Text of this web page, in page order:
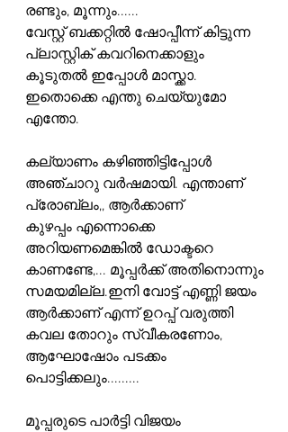
രണ്ടും, മൂന്നും......
വേസ്റ്റ് ബക്കറ്റിൽ ഷോപ്പീന്ന് കിട്ടുന്ന
പ്ലാസ്റ്റിക് കവറിനെക്കാളും
കൂടുതൽ ഇപ്പോൾ മാസ്ക്കാ.
ഇതൊക്കെ എന്തു ചെയ്യുമോ
എന്തോ.
കല്യാണം കഴിഞ്ഞിട്ടിപ്പോൾ
അഞ്ചാറു വർഷമായി. എന്താണ്
പ്രോബ്ലം,, ആർക്കാണ്
കുഴപ്പം എന്നൊക്കെ
അറിയണമെങ്കിൽ ഡോക്ടറെ
കാണണ്ടേ,... മൂപ്പർക്ക് അതിനൊന്നും
സമയമില്ല.ഇനി വോട്ട് എണ്ണി ജയം
ആർക്കാണ് എന്ന് ഉറപ്പ് വരുത്തി
കവല തോറും സ്വീകരണോം,
ആഘോഷോം പടക്കം
പൊട്ടിക്കലും.........
മൂപ്പരുടെ പാർട്ടി വിജയം